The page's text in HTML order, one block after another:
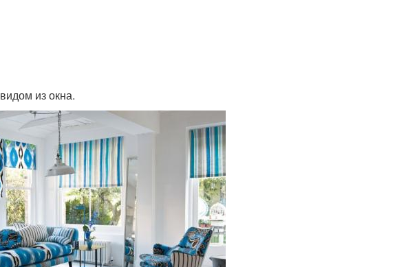
из окна.